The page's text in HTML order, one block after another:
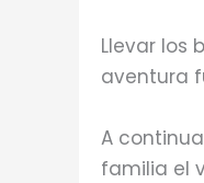
Llevar los
aventura
A
familia el